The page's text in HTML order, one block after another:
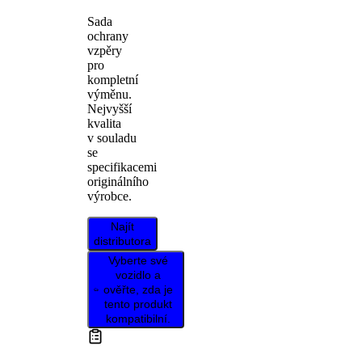
Sada
ochrany
vzpěry
pro
kompletní
výměnu.
Nejvyšší
kvalita
v souladu
se
specifikacemi
originálního
výrobce.
Najít
distributora
Vyberte své
vozidlo a
ověřte, zda je
tento produkt
kompatibilní.